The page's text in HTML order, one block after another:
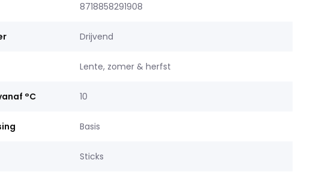
8718858291908
Drijvend
Lente, zomer & herfst
°C 10
Basis
Sticks